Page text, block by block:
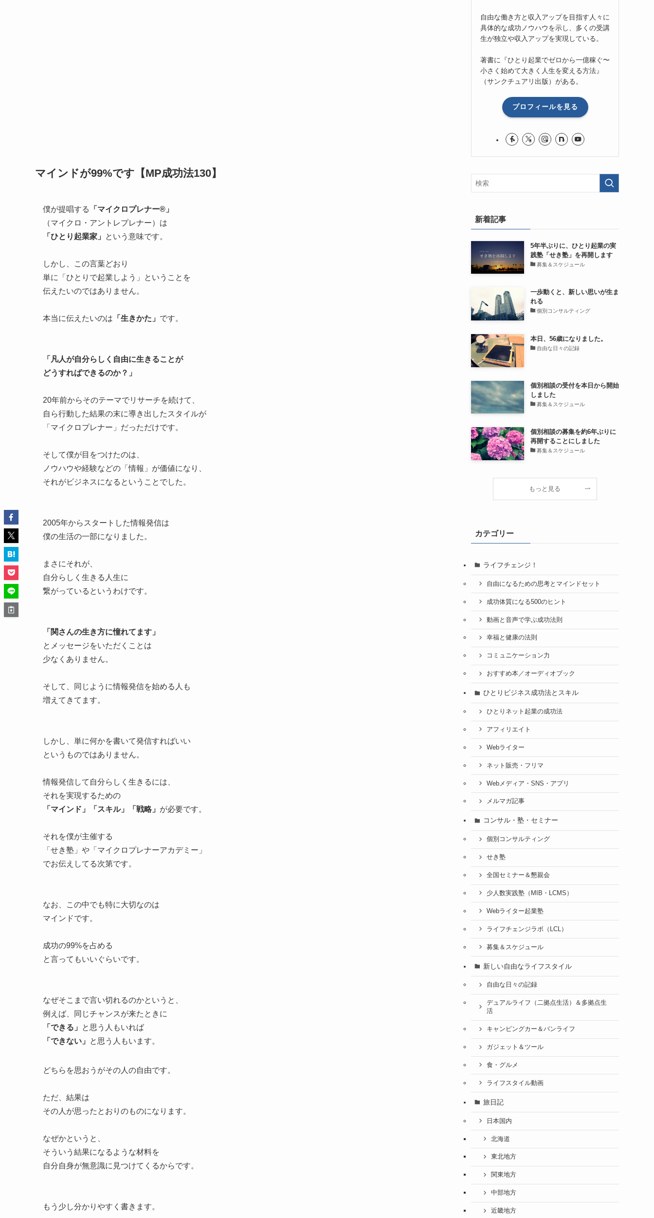
マインドが99%です【MP成功法130】
僕が提唱する
「マイクロプレナー®」
（マイクロ・アントレプレナー）は
「ひとり起業家」
という意味です。
しかし、この言葉どおり
単に「ひとりで起業しよう」ということを
伝えたいのではありません。
本当に伝えたいのは 「生きかた」 です。
「凡人が自分らしく自由に生きることが
どうすればできるのか？」
20年前からそのテーマでリサーチを続けて、
自ら行動した結果の末に導き出したスタイルが
「マイクロプレナー」だっただけです。
そして僕が目をつけたのは、
ノウハウや経験などの「情報」が価値になり、
それがビジネスになるということでした。
2005年からスタートした情報発信は
僕の生活の一部になりました。
まさにそれが、
自分らしく生きる人生に
繋がっているというわけです。
「関さんの生き方に憧れてます」
とメッセージをいただくことは
少なくありません。
そして、同じように情報発信を始める人も
増えてきてます。
しかし、単に何かを書いて発信すればいい
というものではありません。
情報発信して自分らしく生きるには、
それを実現するための
「マインド」「スキル」「戦略」 が必要です。
それを僕が主催する
「せき塾」や「マイクロプレナーアカデミー」
でお伝えしてる次第です。
なお、この中でも特に大切なのは
マインドです。
成功の99%を占める
と言ってもいいぐらいです。
なぜそこまで言い切れるのかというと、
例えば、同じチャンスが来たときに
「できる」
と思う人もいれば
「できない」
と思う人もいます。
どちらを思おうがその人の自由です。
ただ、結果は
その人が思ったとおりのものになります。
なぜかというと、
そういう結果になるような材料を
自分自身が無意識に見つけてくるからです。
もう少し分かりやすく書きます。
自由な働き方と収入アップを目指す人々に
具体的な成功ノウハウを示し、多くの受講
生が独立や収入アップを実現している。
著書に『ひとり起業でゼロから一億稼ぐ〜
小さく始めて大きく人生を変える方法』
（サンクチュアリ出版）がある。
プロフィールを見る
新着記事
5年半ぶりに、ひとり起業の実
践塾「せき塾」を再開します
募集＆スケジュール
一歩動くと、新しい思いが生ま
れる
個別コンサルティング
本日、56歳になりました。
自由な日々の記録
個別相談の受付を本日から開始
しました
募集＆スケジュール
個別相談の募集を約6年ぶりに
再開することにしました
募集＆スケジュール
もっと見る
カテゴリー
ライフチェンジ！
自由になるための思考とマインドセット
成功体質になる500のヒント
動画と音声で学ぶ成功法則
幸福と健康の法則
コミュニケーション力
おすすめ本／オーディオブック
ひとりビジネス成功法とスキル
ひとりネット起業の成功法
アフィリエイト
Webライター
ネット販売・フリマ
Webメディア・SNS・アプリ
メルマガ記事
コンサル・塾・セミナー
個別コンサルティング
せき塾
全国セミナー＆懇親会
少人数実践塾（MIB・LCMS）
Webライター起業塾
ライフチェンジラボ（LCL）
募集＆スケジュール
新しい自由なライフスタイル
自由な日々の記録
デュアルライフ（二拠点生活）＆多拠点生
活
キャンピングカー＆バンライフ
ガジェット＆ツール
食・グルメ
ライフスタイル動画
旅日記
日本国内
北海道
東北地方
関東地方
中部地方
近畿地方